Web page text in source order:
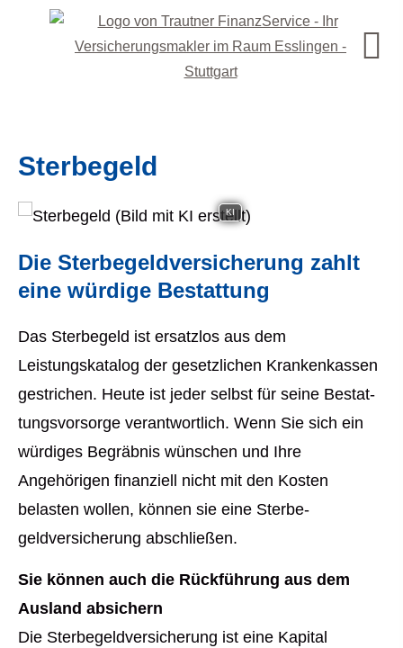
Ster­be­geld
KI
Die Ster­be­geldversicherung zahlt
eine würdige Bestattung
Das Ster­be­geld ist ersatzlos aus dem
Leistungskatalog der gesetzlichen Krankenkassen
gestrichen. Heute ist jeder selbst für seine Be­stat­
tungs­vor­sor­ge verantwortlich. Wenn Sie sich ein
würdiges Begräbnis wün­schen und Ihre
Angehörigen finanziell nicht mit den Kosten
belasten wollen, können sie eine Ster­be­
geldversicherung abschließen.
Sie können auch die Rückführung aus dem
Ausland absichern
Die Ster­be­geldversicherung ist eine Kapital